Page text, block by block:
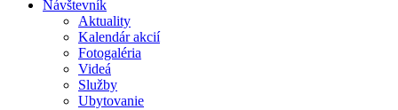
Návštevník
Aktuality
Kalendár akcií
Fotogaléria
Videá
Služby
Ubytovanie